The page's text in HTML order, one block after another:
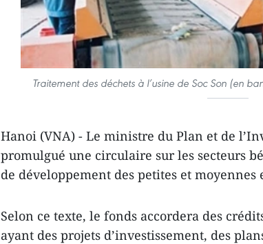
Traitement des déchets à l’usine de Soc Son (en
Hanoi (VNA) - Le ministre du Plan et de
promulgué une circulaire sur les secteurs
de développement des petites et moyennes
Selon ​ce texte, le fonds accordera des
ayant des projets d’investissement, des